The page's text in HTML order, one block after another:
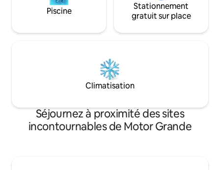
Piscine
Stationnement
gratuit sur place
Climatisation
Séjournez à proximité des sites
incontournables de Motor Grande